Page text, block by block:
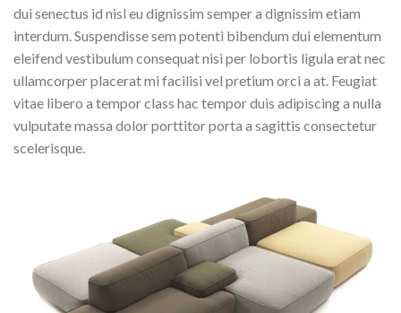
dui senectus id nisl eu dignissim semper a dignissim etiam
interdum. Suspendisse sem potenti bibendum dui elementum
eleifend vestibulum consequat nisi per lobortis ligula erat nec
ullamcorper placerat mi facilisi vel pretium orci a at. Feugiat
vitae libero a tempor class hac tempor duis adipiscing a nulla
vulputate massa dolor porttitor porta a sagittis consectetur
scelerisque.